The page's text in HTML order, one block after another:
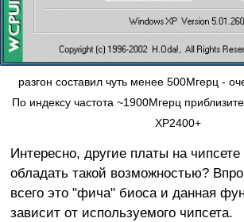
разгон составил чуть менее 500Мгерц -
По индексу частота ~1900Мгерц
XP2400+
Интересно, другие платы на
обладать такой возможностью?
всего это "фича" биоса и данная
зависит от используемого чипсета.